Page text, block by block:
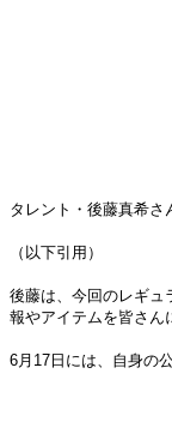
タレント・後藤真希さ
（以下引用）
後藤は、今回のレギュ
報やアイテムを皆さん
6月17日には、自身の